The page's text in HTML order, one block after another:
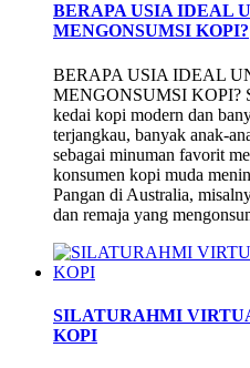
BERAPA USIA IDEAL
MENGONSUMSI KOPI?
BERAPA USIA IDEAL
MENGONSUMSI KOPI?
kedai kopi modern dan
terjangkau, banyak anak-
sebagai minuman favorit
konsumen kopi muda
Pangan di Australia,
dan remaja yang
SILATURAHMI
KOPI